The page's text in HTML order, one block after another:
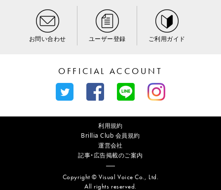
お問い合わせ ユーザー登録 ご利用ガイド
OFFICIAL ACCOUNT
利用規約
Brillia Club 会員規約
運営会社
記事・広告掲載のご案内
Copyright © Visual Voice Co., Ltd.
All rights reserved.